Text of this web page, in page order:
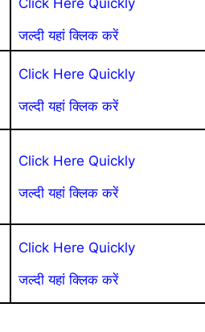
Click Here Quickly
जल्दी यहां क्लिक करें
Click Here Quickly
जल्दी यहां क्लिक करें
Click Here Quickly
जल्दी यहां क्लिक करें
Click Here Quickly
जल्दी यहां क्लिक करें